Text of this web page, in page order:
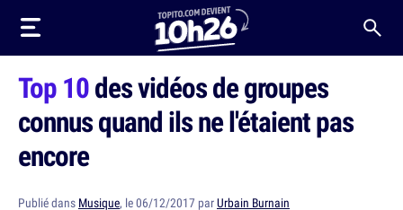
Top 10des vidéos de groupes
connus quand ils ne l'étaient pas
encore
Publié dans Musique, le 06/12/2017 parUrbain Burnain